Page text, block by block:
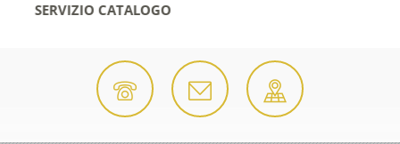
SERVIZIO CATALOGO